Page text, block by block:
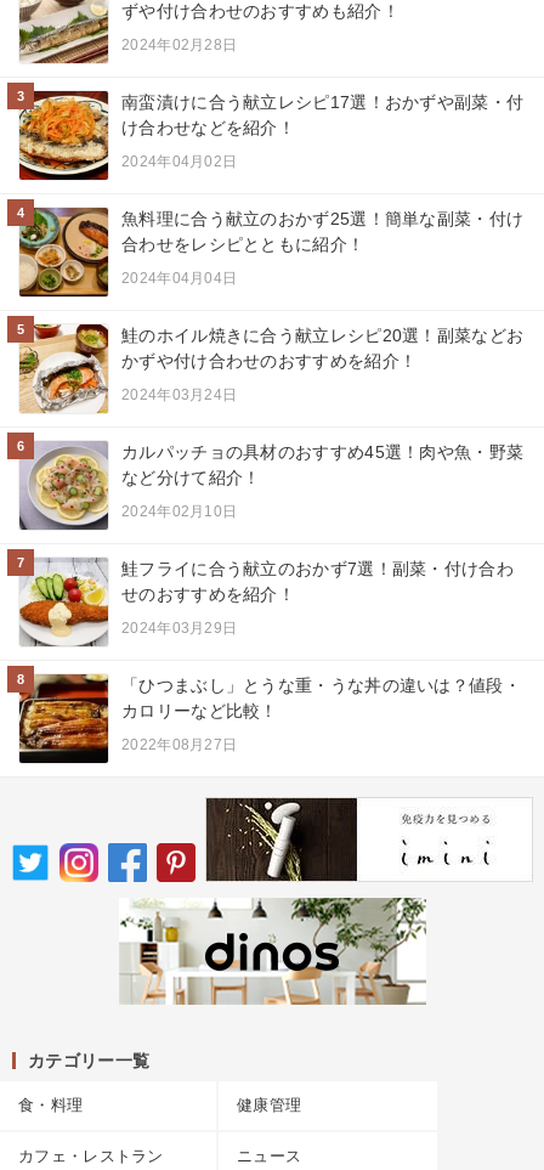
ずや付け合わせのおすすめも紹介！
2024年02月28日
3
南蛮漬けに合う献立レシピ17選！おかずや副菜・付
け合わせなどを紹介！
2024年04月02日
4
魚料理に合う献立のおかず25選！簡単な副菜・付け
合わせをレシピとともに紹介！
2024年04月04日
5
鮭のホイル焼きに合う献立レシピ20選！副菜などお
かずや付け合わせのおすすめを紹介！
2024年03月24日
6
カルパッチョの具材のおすすめ45選！肉や魚・野菜
など分けて紹介！
2024年02月10日
7
鮭フライに合う献立のおかず7選！副菜・付け合わ
せのおすすめを紹介！
2024年03月29日
8
「ひつまぶし」とうな重・うな丼の違いは？値段・
カロリーなど比較！
2022年08月27日
カテゴリー一覧
食・料理 健康管理
カフェ・レストラン ニュース